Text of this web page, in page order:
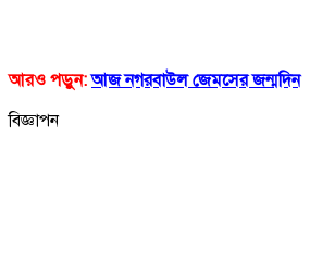
আরও পড়ুন:আজ নগরবাউল জেমসের জন্মদিন
বিজ্ঞাপন